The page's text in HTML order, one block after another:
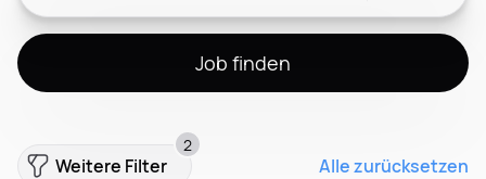
CH
Job finden
Weitere Filter
2
Alle zurücksetzen